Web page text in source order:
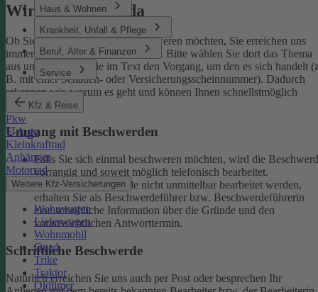
Haus & Wohnen
Krankheit, Unfall & Pflege
Beruf, Alter & Finanzen
Service
Kfz & Reise
Pkw
E-Auto
Kleinkraftrad
Anhänger
Motorrad
Weitere Kfz-Versicherungen
Wohnwagen
Lieferwagen
Wohnmobil
Quad
Trike
Traktor
Oldtimer
Wir sind für Sie da
Ob Sie uns loben oder sich beschweren möchten, Sie erreichen uns
immer über unser Kontaktformular
. Bitte wählen Sie dort das Thema
aus und benennen Sie im Text den Vorgang, um den es sich handelt
B. mit einer Schaden- oder Versicherungsscheinnummer). Dadurch
erkennen wir, worum es geht und können Ihnen schnellstmöglich
weiterhelfen.
Umgang mit Beschwerden
Falls Sie sich einmal beschweren möchten, wird die
vorrangig und soweit möglich telefonisch bearbeitet.
Kann eine Beschwerde nicht unmittelbar bearbeitet werden,
erhalten Sie als Beschwerdeführer bzw. Beschwerdeführerin
eine schriftliche Information über die Gründe und den
voraussichtlichen Antworttermin.
Schriftliche Beschwerde
Natürlich erreichen Sie uns auch per Post oder besprechen Ihr